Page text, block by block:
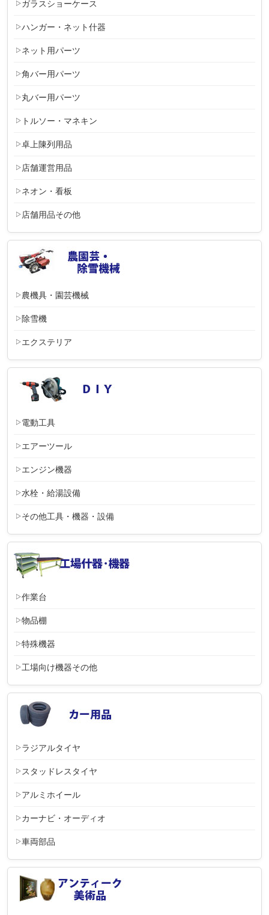
ガラスショーケース
ハンガー・ネット什器
ネット用パーツ
角バー用パーツ
丸バー用パーツ
トルソー・マネキン
卓上陳列用品
店舗運営用品
ネオン・看板
店舗用品その他
農機具・園芸機械
除雪機
エクステリア
電動工具
エアーツール
エンジン機器
水栓・給湯設備
その他工具・機器・設備
作業台
物品棚
特殊機器
工場向け機器その他
ラジアルタイヤ
スタッドレスタイヤ
アルミホイール
カーナビ・オーディオ
車両部品